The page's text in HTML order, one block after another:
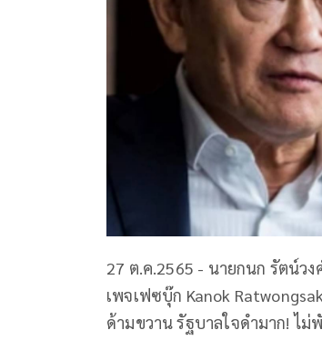
27 ต.ค.2565 - นายกนก รัตน์วง
เพจเฟซบุ๊ก Kanok
ด้ามขวาน รัฐบาลใจดำมาก! ไ